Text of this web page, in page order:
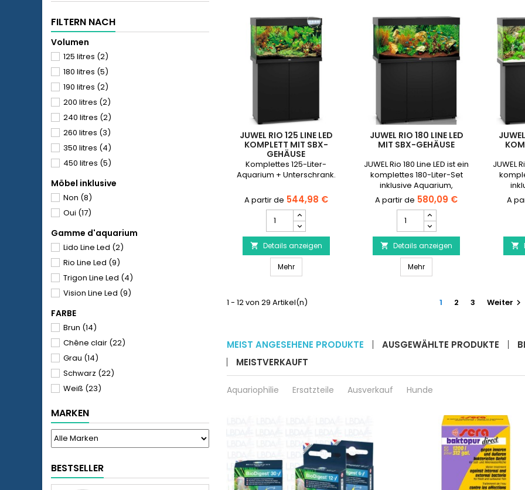
FILTERN NACH
Volumen
125 litres (2)
180 litres (5)
190 litres (2)
200 litres (2)
240 litres (2)
260 litres (3)
350 litres (4)
450 litres (5)
Möbel inklusive
Non (8)
Oui (17)
Gamme d'aquarium
Lido Line Led (2)
Rio Line Led (9)
Trigon Line Led (4)
Vision Line Led (9)
FARBE
Brun (14)
Chêne clair (22)
Grau (14)
Schwarz (22)
Weiß (23)
MARKEN
BESTSELLER
Produktmengenfeld
JUWEL RIO 125 LINE LED
KOMPLETT MIT SBX-
GEHÄUSE
Komplettes 125-Liter-
Aquarium + Unterschrank.
544,98 €
Rio
125
Line
LED
komplett
mit
Gehäuse
Produktmengenfeld
 Details anzeigen
MehrJUWEL Rio 125 Line LED komplett mit SBX-Gehäuse
JUWEL RIO 180 LINE LED
MIT SBX-GEHÄUSE
JUWEL Rio 180 Line LED ist ein
komplettes 180-Liter-Set
inklusive Aquarium,
Unterschrank, Filtersystem,
Heizer und LED-Lichtgalerie.
⚠️ NEUES graues Modell
580,09 €
Rio
180
Line
LED
mit
SBX-
Produktmengenfeld
 Details anzeigen
MehrJUWEL Rio 180 Line LED mit
JUWEL
Heizer
⚠️

1 - 12 von 29 Artikel(n) 1 2 3 Weiter 
MEIST ANGESEHENE PRODUKTE AUSGEWÄHLTE PRODUKTE
MEISTVERKAUFT
Aquariophilie Ersatzteile Ausverkauf Hunde